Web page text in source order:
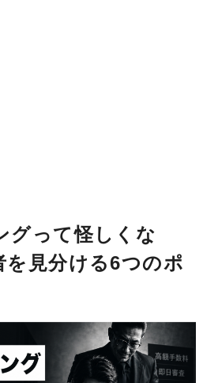
グって怪しくな
を見分ける6つのポ